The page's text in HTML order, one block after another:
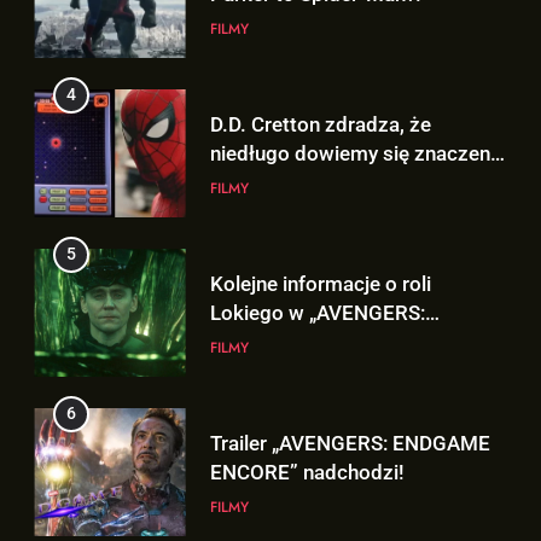
FILMY
4
D.D. Cretton zdradza, że
niedługo dowiemy się znaczenia
sceny po napisach „SPIDER-
FILMY
5
Kolejne informacje o roli
Lokiego w „AVENGERS:
DOOMSDAY”!
FILMY
6
Trailer „AVENGERS: ENDGAME
ENCORE” nadchodzi!
FILMY
5
Kolejne informacje o roli
DOOMSDAY”!